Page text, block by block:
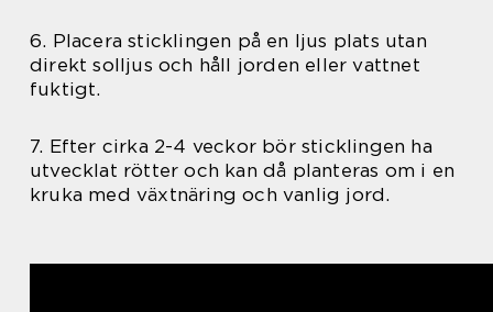
6. Placera sticklingen på en ljus plats utan
direkt solljus och håll jorden eller vattnet
fuktigt.
7. Efter cirka 2-4 veckor bör sticklingen ha
utvecklat rötter och kan då planteras om i en
kruka med växtnäring och vanlig jord.